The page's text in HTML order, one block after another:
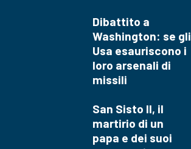
Dibattito a
Washington: se gli
Usa esauriscono i
loro arsenali di
missili
San Sisto II, il
martirio di un
papa e dei suoi